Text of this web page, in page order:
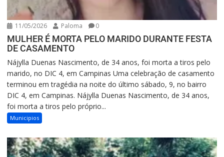
11/05/2026 Paloma 0
MULHER É MORTA PELO MARIDO DURANTE FESTA
DE CASAMENTO
Nájylla Duenas Nascimento, de 34 anos, foi morta a tiros pelo
marido, no DIC 4, em Campinas Uma celebração de casamento
terminou em tragédia na noite do último sábado, 9, no bairro
DIC 4, em Campinas. Nájylla Duenas Nascimento, de 34 anos,
foi morta a tiros pelo próprio...
Municipios